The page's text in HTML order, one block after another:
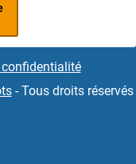
- Tous droits réservés